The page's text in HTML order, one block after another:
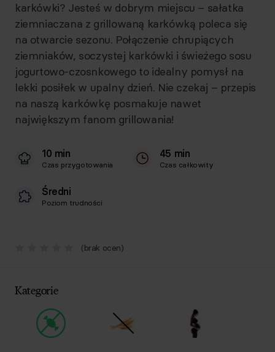
karkówki? Jesteś w dobrym miejscu – sałatka
ziemniaczana z grillowaną karkówką poleca się
na otwarcie sezonu. Połączenie chrupiących
ziemniaków, soczystej karkówki i świeżego sosu
jogurtowo-czosnkowego to idealny pomysł na
lekki posiłek w upalny dzień. Nie czekaj – przepis
na naszą karkówkę posmakuje nawet
największym fanom grillowania!
10 min
Czas przygotowania
45 min
Czas całkowity
Średni
Poziom trudności
(brak ocen)
Kategorie